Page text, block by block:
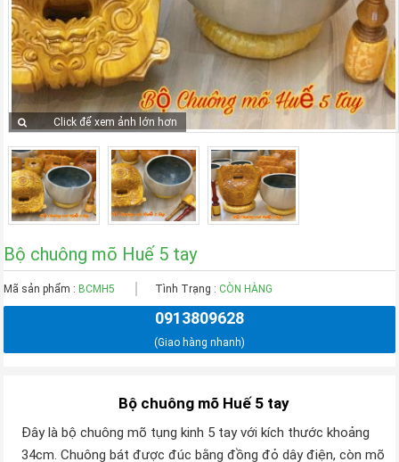
Click để xem ảnh lớn hơn
Bộ chuông mõ Huế 5 tay
Mã sản phẩm : BCMH5 Tình Trạng : CÒN HÀNG
0913809628
(Giao hàng nhanh)
Bộ chuông mõ Huế 5 tay
Đây là bộ chuông mõ tụng kinh 5 tay với kích thước khoảng
34cm. Chuông bát được đúc bằng đồng đỏ dây điện, còn mõ